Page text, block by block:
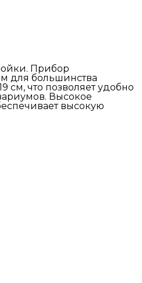
Прибор
для большинства
см, что позволяет удобно
Высокое
высокую